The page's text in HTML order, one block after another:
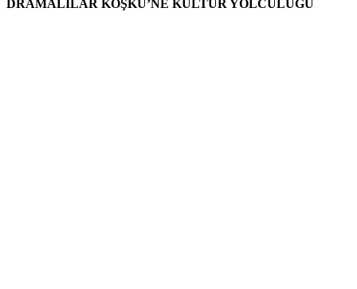
DRAMALILAR KÖŞKÜ’NE KÜLTÜR YOLCULUĞU